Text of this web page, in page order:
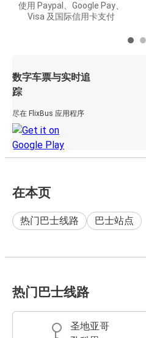
使用 Paypal、Google Pay、
Visa 及国际信用卡支付
数字车票与实时追
踪
尽在 FlixBus 应用程序
在本页
热门巴士线路 巴士站点
热门巴士线路
圣地亚哥